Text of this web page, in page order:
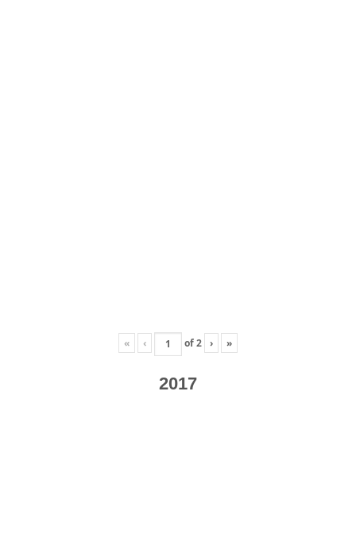
« ‹ of2 › »
2017